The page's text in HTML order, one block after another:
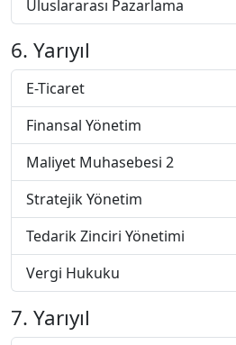
Uluslararası Pazarlama
6. Yarıyıl
E-Ticaret
Finansal Yönetim
Maliyet Muhasebesi 2
Stratejik Yönetim
Tedarik Zinciri Yönetimi
Vergi Hukuku
7. Yarıyıl